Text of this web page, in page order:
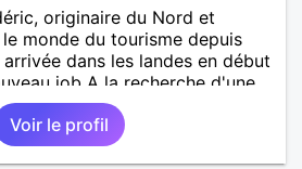
originaire du Nord et
monde du tourisme depuis
dans les landes en début
job A la recherche d'une
partager et pourquoi
quelqu'un d'humain, sociable
;) Au plaisir :)
Voir le profil